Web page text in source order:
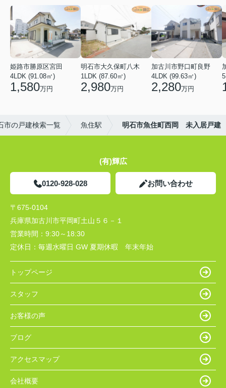
姫路市勝原区宮田
4LDK (91.08㎡)
1,580万円
明石市大久保町八木
1LDK (87.60㎡)
2,980万円
加古川市野口町良野
4LDK (99.63㎡)
2,280万円
市の戸建検索一覧 魚住駅 明石市魚住町西岡 未入居戸建
(有)輝広
0120-928-028 お問い合わせ
〒675-0104
兵庫県加古川市平岡町土山５６－１
営業時間： 9:30～18:30
定休日： 毎週水曜日 GW 夏期休暇 年末年始
トップページ
スタッフ
お客様の声
ブログ
アクセスマップ
会社概要